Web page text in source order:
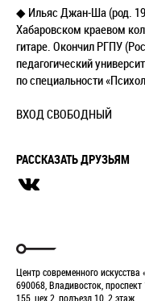
◆ Ильяс Джан-Ша (род.
Хабаровском краевом
гитаре. Окончил РГПУ
педагогический
по специальности
ВХОД СВОБОДНЫЙ
РАССКАЗАТЬ ДРУЗЬЯМ
Центр современного искусства
690068, Владивосток, проспект
155, цех 2, подъезд 10, 2 этаж